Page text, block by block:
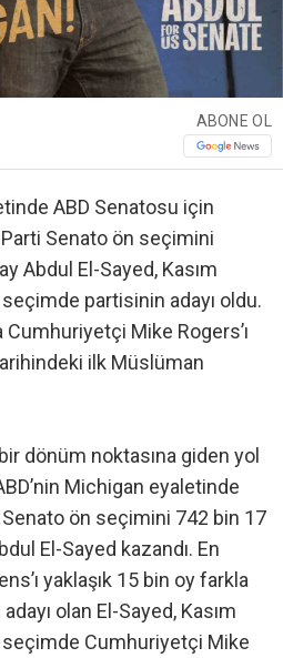
ABONE OL
ABD Senatosu için
Senato ön seçimini
Abdul El-Sayed, Kasım
seçimde partisinin adayı oldu.
Cumhuriyetçi Mike Rogers’ı
ilk Müslüman
dönüm noktasına giden yol
Michigan eyaletinde
Senato ön seçimini 742 bin 17
El-Sayed kazandı. En
yaklaşık 15 bin oy farkla
olan El-Sayed, Kasım
seçimde Cumhuriyetçi Mike